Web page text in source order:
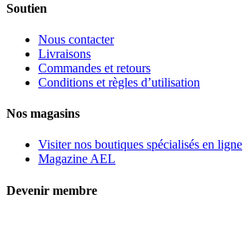
Soutien
Nous contacter
Livraisons
Commandes et retours
Conditions et règles d’utilisation
Nos magasins
Visiter nos boutiques spécialisés en ligne
Magazine AEL
Devenir membre